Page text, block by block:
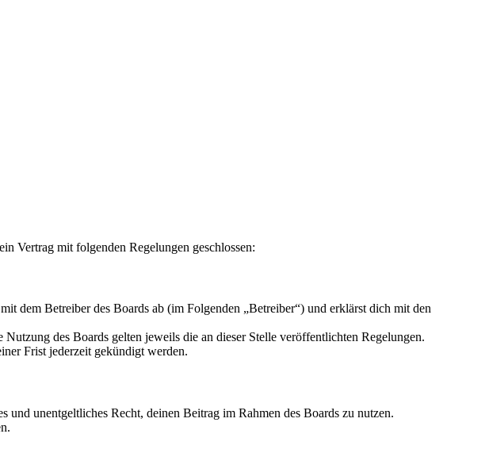
Vertrag mit folgenden Regelungen geschlossen:
dem Betreiber des Boards ab (im Folgenden „Betreiber“) und erklärst dich mit den
des Boards gelten jeweils die an dieser Stelle veröffentlichten Regelungen.
Frist jederzeit gekündigt werden.
unentgeltliches Recht, deinen Beitrag im Rahmen des Boards zu nutzen.